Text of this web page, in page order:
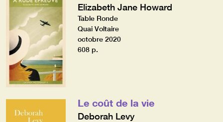
Elizabeth Jane Howard
Table Ronde
Quai Voltaire
octobre 2020
608 p.
Le coût de la vie
Deborah Levy